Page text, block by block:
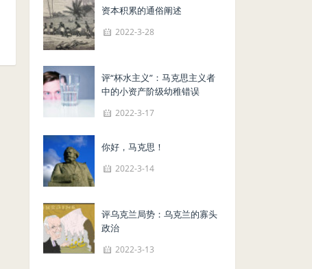
资本积累的通俗阐述
2022-3-28
评“杯水主义”：马克思主义者
中的小资产阶级幼稚错误
2022-3-17
你好，马克思！
2022-3-14
评乌克兰局势：乌克兰的寡头
政治
2022-3-13